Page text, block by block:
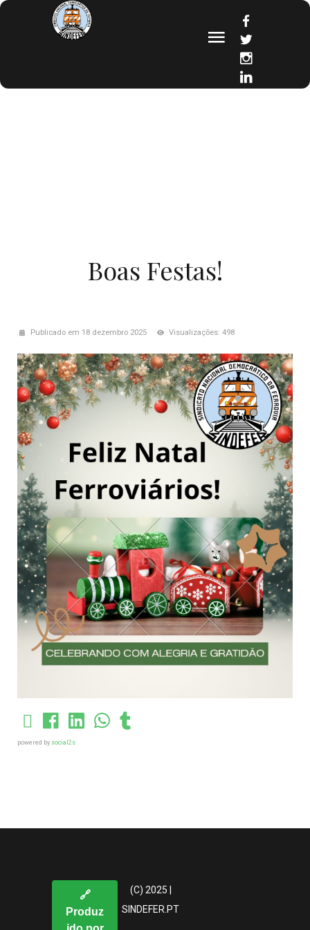
Boas Festas!
Publicado em 18 dezembro 2025 Visualizações: 498
powered by social2s
🔗
Produz
(C) 2025 |
SINDEFER.PT